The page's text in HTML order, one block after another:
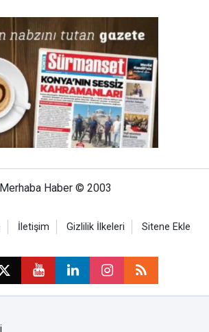
Merhaba Haber © 2003
İletişim Gizlilik İlkeleri Sitene Ekle